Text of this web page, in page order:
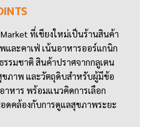
Market ที่เชียงใหม่เป็นร้านสินค้า
และคาเฟ่ เน้นอาหารออร์แกนิก
รมชาติ สินค้าปราศจากกลูเตน
ขภาพ และวัตถุดิบสำหรับผู้มีข้อ
าหาร พร้อมแนวคิดการเลือก
ดคล้องกับการดูแลสุขภาพระยะ